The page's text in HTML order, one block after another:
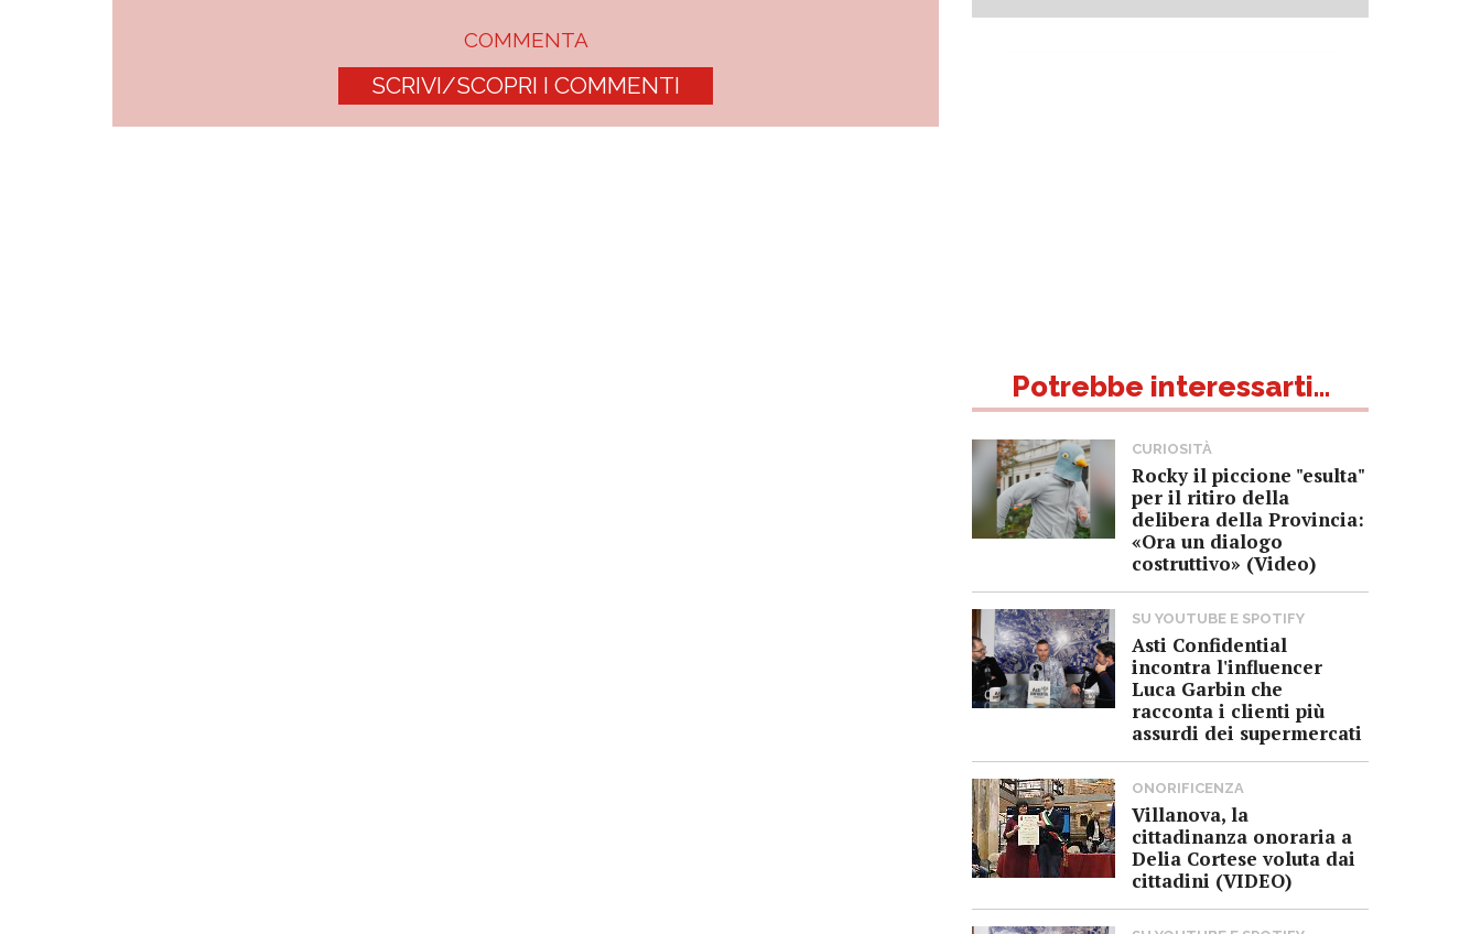
COMMENTA
SCRIVI/SCOPRI I COMMENTI
Potrebbe interessarti...
CURIOSITÀ
Rocky il piccione "esulta"
per il ritiro della
delibera della Provincia:
«Ora un dialogo
costruttivo» (Video)
SU YOUTUBE E SPOTIFY
Asti Confidential
incontra l'influencer
Luca Garbin che
racconta i clienti più
assurdi dei supermercati
ONORIFICENZA
Villanova, la
cittadinanza onoraria a
Delia Cortese voluta dai
cittadini (VIDEO)